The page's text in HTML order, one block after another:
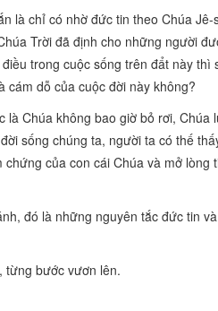
là chỉ có nhờ đức tin theo Chúa
Trời đã định cho những người
trong cuộc sống trên đẩt này thì
dỗ của cuộc đời này không?
Chúa không bao giờ bỏ rơi, Chúa
sống chúng ta, người ta có thế
của con cái Chúa và mở lòng
đó là những nguyên tắc đức tin
từng bước vươn lên.